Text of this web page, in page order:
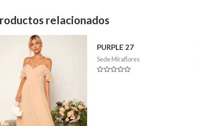
relacionados
PURPLE 27
Sede Miraflores